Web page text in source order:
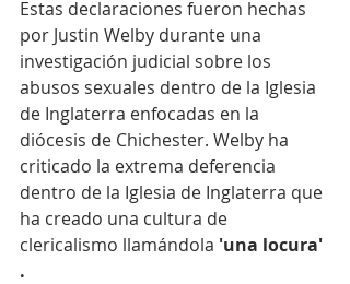
Estas declaraciones fueron hechas
por Justin Welby durante una
investigación judicial sobre los
abusos sexuales dentro de la Iglesia
de Inglaterra enfocadas en la
diócesis de Chichester. Welby ha
criticado la extrema deferencia
dentro de la Iglesia de Inglaterra que
ha creado una cultura de
clericalismo llamándola 'una locura'
.